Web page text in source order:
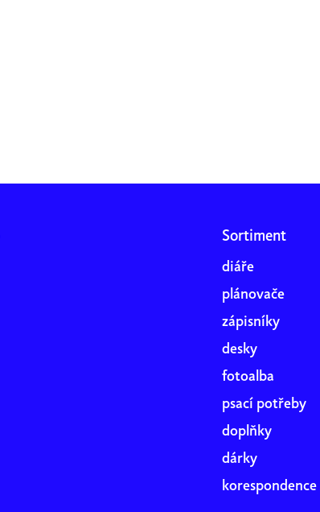
Sortiment
diáře
plánovače
zápisníky
desky
fotoalba
psací potřeby
doplňky
dárky
korespondence